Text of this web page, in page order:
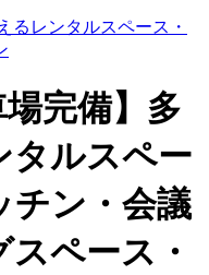
るレンタルスペース・
場完備】多
タルスペー
チン・会議
ペース・